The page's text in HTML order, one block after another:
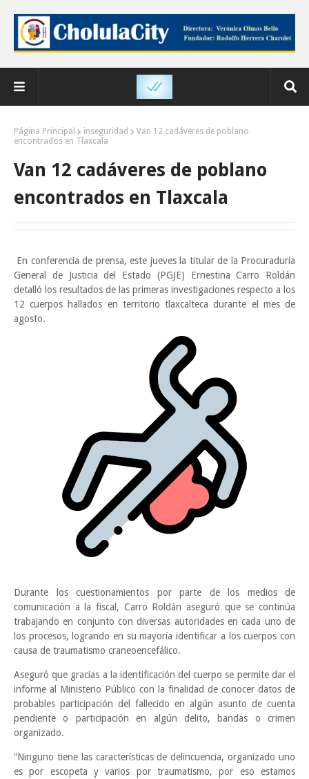
Página Principal inseguridad
Van 12 cadáveres de poblano
encontrados en Tlaxcala
Van 12 cadáveres de poblano
encontrados en Tlaxcala
En conferencia de prensa, este jueves la titular de la Procuraduría
General de Justicia del Estado (PGJE) Ernestina Carro Roldán
detalló los resultados de las primeras investigaciones respecto a los
12 cuerpos hallados en territorio tlaxcalteca durante el mes de
agosto.
Durante los cuestionamientos por parte de los medios de
comunicación a la fiscal, Carro Roldán aseguró que se continúa
trabajando en conjunto con diversas autoridades en cada uno de
los procesos, logrando en su mayoría identificar a los cuerpos con
causa de traumatismo craneoencefálico.
Aseguró que gracias a la identificación del cuerpo se permite dar el
informe al Ministerio Público con la finalidad de conocer datos de
probables participación del fallecido en algún asunto de cuenta
pendiente o participación en algún delito, bandas o crimen
organizado.
“Ninguno tiene las características de delincuencia, organizado uno
es por escopeta y varios por traumatismo, por eso estamos